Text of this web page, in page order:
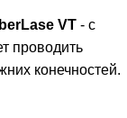
VT - с
проводить
конечностей.